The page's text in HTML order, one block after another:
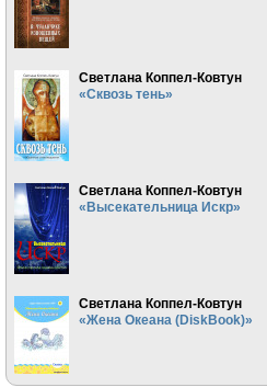
Светлана Коппел-Ковтун
«Сквозь тень»
Светлана Коппел-Ковтун
«Высекательница Искр»
Светлана Коппел-Ковтун
«Жена Океана (DiskBook)»